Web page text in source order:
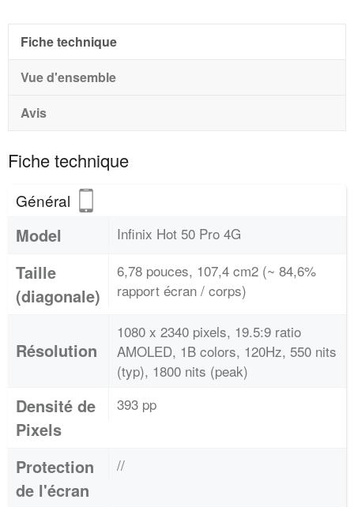
Fiche technique
Vue d'ensemble
Avis
Fiche technique
Général
Model Infinix Hot 50 Pro 4G
Taille
(diagonale)
6,78 pouces, 107,4 cm2 (~ 84,6%
rapport écran / corps)
Résolution
1080 x 2340 pixels, 19.5:9 ratio
AMOLED, 1B colors, 120Hz, 550 nits
(typ), 1800 nits (peak)
Densité de
Pixels
393 pp
Protection
de l'écran
//